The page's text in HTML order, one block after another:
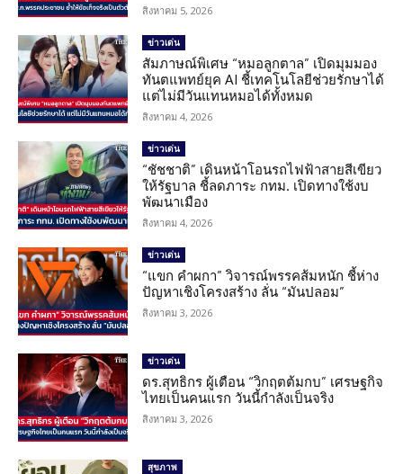
สิงหาคม 5, 2026
ข่าวเด่น
สัมภาษณ์พิเศษ “หมอลูกตาล” เปิดมุมมอง
ทันตแพทย์ยุค AI ชี้เทคโนโลยีช่วยรักษาได้
แต่ไม่มีวันแทนหมอได้ทั้งหมด
สิงหาคม 4, 2026
ข่าวเด่น
“ชัชชาติ” เดินหน้าโอนรถไฟฟ้าสายสีเขียว
ให้รัฐบาล ชี้ลดภาระ กทม. เปิดทางใช้งบ
พัฒนาเมือง
สิงหาคม 4, 2026
ข่าวเด่น
“แขก คำผกา” วิจารณ์พรรคส้มหนัก ชี้ห่าง
ปัญหาเชิงโครงสร้าง ลั่น “มันปลอม”
สิงหาคม 3, 2026
ข่าวเด่น
ดร.สุทธิกร ผู้เตือน “วิกฤตต้มกบ” เศรษฐกิจ
ไทยเป็นคนแรก วันนี้กำลังเป็นจริง
สิงหาคม 3, 2026
สุขภาพ